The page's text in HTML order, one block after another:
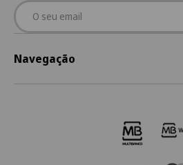
Email
Navegação